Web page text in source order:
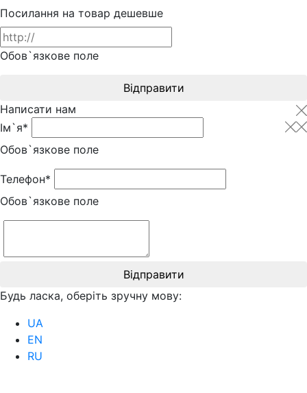
Посилання на товар дешевше
Обов`язкове поле
Відправити
Написати нам
Ім`я*
Обов`язкове поле
Телефон*
Обов`язкове поле
Відправити
Будь ласка, оберіть зручну мову:
UA
EN
RU